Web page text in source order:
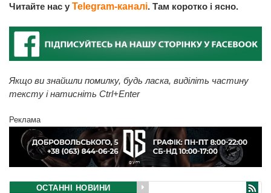
Читайте нас у Telegram-каналі. Там коротко і ясно.
Якщо ви знайшли помилку, будь ласка, виділіть частину
тексту і натисніть Ctrl+Enter
Реклама
ОСТАННІ НОВИНИ